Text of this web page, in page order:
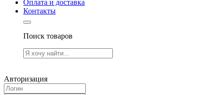
Оплата и доставка
Контакты
Поиск товаров
Авторизация